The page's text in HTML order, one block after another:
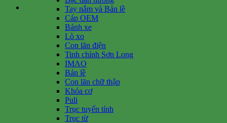
Tay nắm và Bản lề
Cáp OEM
Bánh xe
Lò xo
Con lăn điện
Tinh chỉnh Sơn Long
IMAO
Bản lề
Con lăn chữ thập
Khóa cơ
Puli
Trục tuyến tính
Trục từ